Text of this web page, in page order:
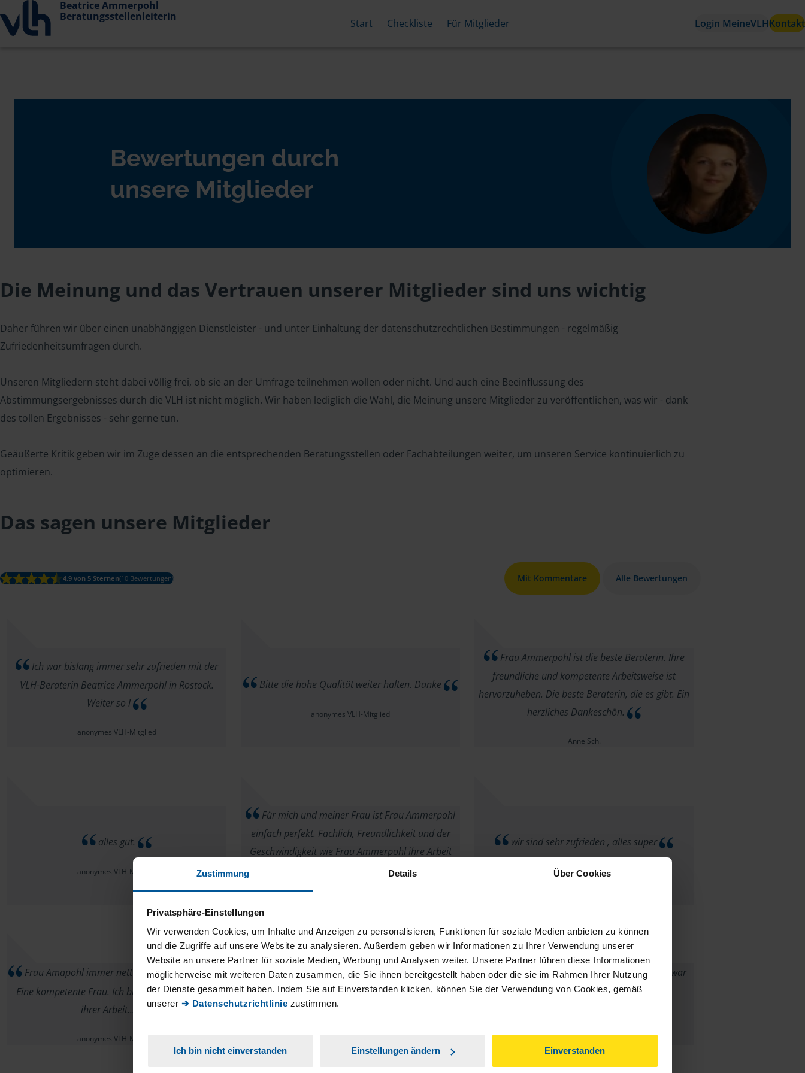
Zustimmung Details Über Cookies
Privatsphäre-Einstellungen
Wir verwenden Cookies, um Inhalte und Anzeigen zu personalisieren, Funktionen für soziale Medien anbieten zu können
und die Zugriffe auf unsere Website zu analysieren. Außerdem geben wir Informationen zu Ihrer Verwendung unserer
Website an unsere Partner für soziale Medien, Werbung und Analysen weiter. Unsere Partner führen diese Informationen
möglicherweise mit weiteren Daten zusammen, die Sie ihnen bereitgestellt haben oder die sie im Rahmen Ihrer Nutzung
der Dienste gesammelt haben. Indem Sie auf Einverstanden klicken, können Sie der Verwendung von Cookies, gemäß
unserer ➔ Datenschutzrichtlinie zustimmen.
Ich bin nicht einverstanden Einstellungen ändern Einverstanden
Beatrice Ammerpohl
Beratungsstellenleiterin
Start Checkliste Für Mitglieder Login MeineVLHKontakt
Bewertungen durch
unsere Mitglieder
Die Meinung und das Vertrauen unserer Mitglieder sind uns wichtig
Daher führen wir über einen unabhängigen Dienstleister - und unter Einhaltung der datenschutzrechtlichen Bestimmungen - regelmäßig
Zufriedenheitsumfragen durch.
Unseren Mitgliedern steht dabei völlig frei, ob sie an der Umfrage teilnehmen wollen oder nicht. Und auch eine Beeinflussung des
Abstimmungsergebnisses durch die VLH ist nicht möglich. Wir haben lediglich die Wahl, die Meinung unsere Mitglieder zu veröffentlichen, was wir - dank
des tollen Ergebnisses - sehr gerne tun.
Geäußerte Kritik geben wir im Zuge dessen an die entsprechenden Beratungsstellen oder Fachabteilungen weiter, um unseren Service kontinuierlich zu
optimieren.
Das sagen unsere Mitglieder
4.9 von 5 Sternen(10 Bewertungen) Mit Kommentare Alle Bewertungen
Ich war bislang immer sehr zufrieden mit der
VLH-Beraterin Beatrice Ammerpohl in Rostock.
Weiter so !
anonymes VLH-Mitglied
Bitte die hohe Qualität weiter halten. Danke
anonymes VLH-Mitglied
Frau Ammerpohl ist die beste Beraterin. Ihre
freundliche und kompetente Arbeitsweise ist
hervorzuheben. Die beste Beraterin, die es gibt. Ein
herzliches Dankeschön.
Anne Sch.
alles gut.
anonymes VLH-Mitglied
Für mich und meiner Frau ist Frau Ammerpohl
einfach perfekt. Fachlich, Freundlichkeit und der
Geschwindigkeit wie Frau Ammerpohl ihre Arbeit
wir sind sehr zufrieden , alles super
anonymes VLH-Mitglied
Frau Amapohl immer nett schnell und gründlich.
Eine kompetente Frau. Ich bin sehr zufrieden mit
ihrer Arbeit....
anonymes VLH-Mitglied
Bin sehr zufrieden
Alles in bester Ordnung,meine Erstattung war
sehr schnell auf meinem Konto,bin sehr